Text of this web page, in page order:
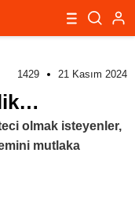
1429 21 Kasım 2024
olmak isteyenler,
mutlaka